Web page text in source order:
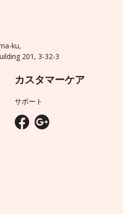
ku,
201, 3-32-3
カスタマーケア
サポート